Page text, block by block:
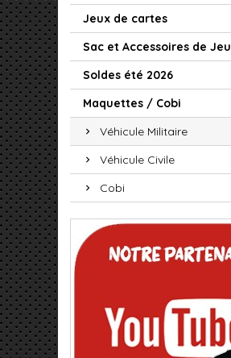
Jeux de cartes
Sac et Accessoires de Jeu
Soldes été 2026
Maquettes / Cobi
Véhicule Militaire
Véhicule Civile
Cobi